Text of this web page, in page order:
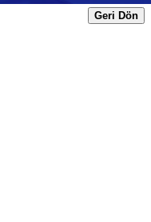
Geri Dön